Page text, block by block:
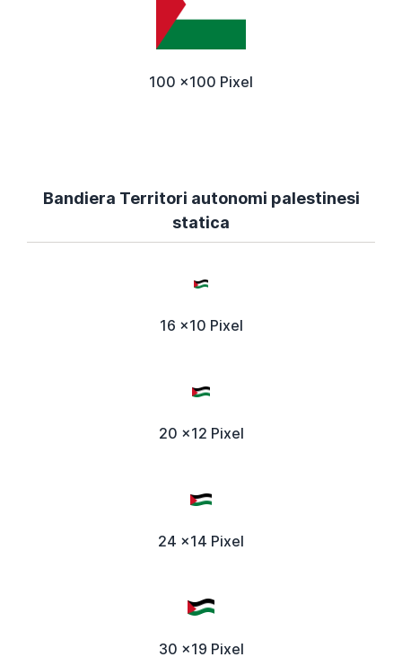
100 x100 Pixel
Bandiera Territori autonomi palestinesi
statica
16 x10 Pixel
20 x12 Pixel
24 x14 Pixel
30 x19 Pixel